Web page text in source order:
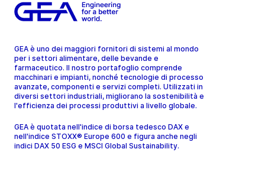
GEA è uno dei maggiori fornitori di sistemi al mondo
per i settori alimentare, delle bevande e
farmaceutico. Il nostro portafoglio comprende
macchinari e impianti, nonché tecnologie di processo
avanzate, componenti e servizi completi. Utilizzati in
diversi settori industriali, migliorano la sostenibilità e
l'efficienza dei processi produttivi a livello globale.
GEA è quotata nell'indice di borsa tedesco DAX e
nell'indice STOXX® Europe 600 e figura anche negli
indici DAX 50 ESG e MSCI Global Sustainability.